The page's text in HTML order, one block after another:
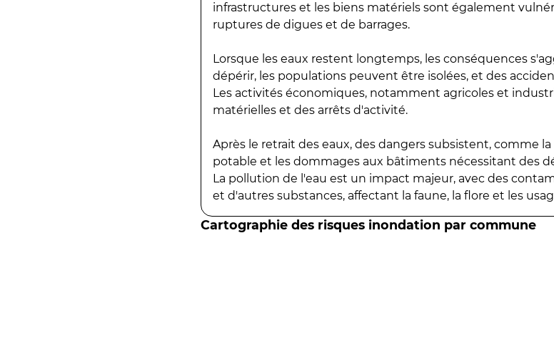
infrastructures et les biens matériels sont également
ruptures de digues et de barrages.
Lorsque les eaux restent longtemps, les conséquences
dépérir, les populations peuvent être isolées, et des
Les activités économiques, notamment agricoles et
matérielles et des arrêts d'activité.
Après le retrait des eaux, des dangers subsistent, comme
potable et les dommages aux bâtiments nécessitant des
La pollution de l'eau est un impact majeur, avec des
et d'autres substances, affectant la faune, la flore et les
Cartographie des risques inondation par commune